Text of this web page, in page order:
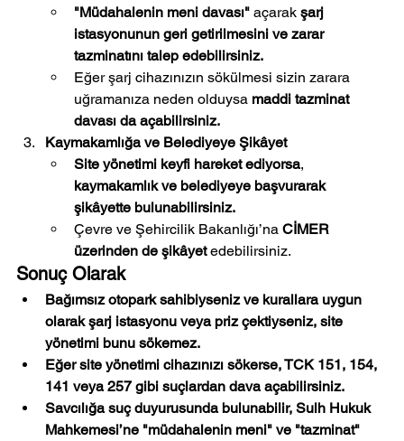
"Müdahalenin meni davası" açarak şarj
istasyonunun geri getirilmesini ve zarar
tazminatını talep edebilirsiniz.
Eğer şarj cihazınızın sökülmesi sizin zarara
uğramanıza neden olduysa maddi tazminat
davası da açabilirsiniz.
Kaymakamlığa ve Belediyeye Şikâyet
Site yönetimi keyfi hareket ediyorsa,
kaymakamlık ve belediyeye başvurarak
şikâyette bulunabilirsiniz.
Çevre ve Şehircilik Bakanlığı’na CİMER
üzerinden de şikâyet edebilirsiniz.
Sonuç Olarak
Bağımsız otopark sahibiyseniz ve kurallara uygun
olarak şarj istasyonu veya priz çektiyseniz, site
yönetimi bunu sökemez.
Eğer site yönetimi cihazınızı sökerse, TCK 151, 154,
141 veya 257 gibi suçlardan dava açabilirsiniz.
Savcılığa suç duyurusunda bulunabilir, Sulh Hukuk
Mahkemesi’ne "müdahalenin meni" ve "tazminat"